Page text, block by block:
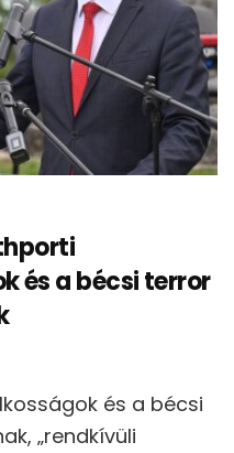
és a bécsi terror
és a bécsi
„rendkívüli